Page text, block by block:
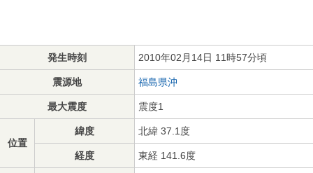
発生時刻 2010年02月14日 11時57分頃
震源地 福島県沖
最大震度 震度1
位置
緯度 北緯 37.1度
経度 東経 141.6度